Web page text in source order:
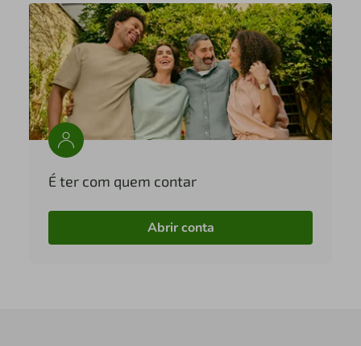
É ter com quem contar
Abrir conta